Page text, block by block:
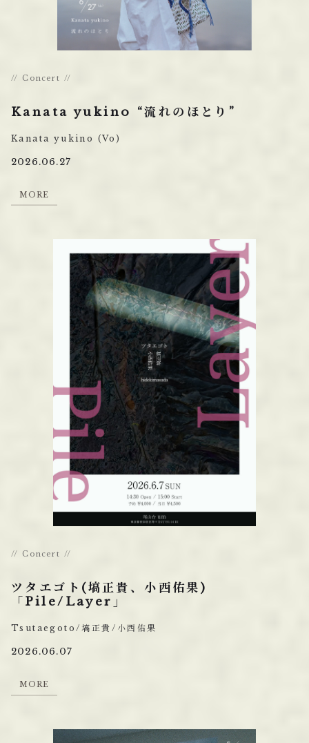
Concert
Kanata yukino “流れのほとり”
Kanata yukino (Vo)
2026.06.27
MORE
MORE
Concert
ツタエゴト(塙正貴、小西佑果)
「Pile/Layer」
Tsutaegoto/塙正貴/小西佑果
2026.06.07
MORE
MORE